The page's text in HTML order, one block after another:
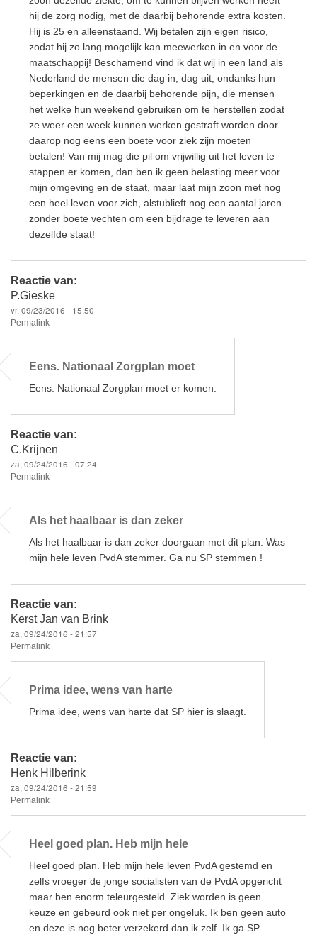
hij de zorg nodig, met de daarbij behorende extra kosten.
Hij is 25 en alleenstaand. Wij betalen zijn eigen risico,
zodat hij zo lang mogelijk kan meewerken in en voor de
maatschappij! Beschamend vind ik dat wij in een land als
Nederland de mensen die dag in, dag uit, ondanks hun
beperkingen en de daarbij behorende pijn, die mensen
het welke hun weekend gebruiken om te herstellen zodat
ze weer een week kunnen werken gestraft worden door
daarop nog eens een boete voor ziek zijn moeten
betalen! Van mij mag die pil om vrijwillig uit het leven te
stappen er komen, dan ben ik geen belasting meer voor
mijn omgeving en de staat, maar laat mijn zoon met nog
een heel leven voor zich, alstublieft nog een aantal jaren
zonder boete vechten om een bijdrage te leveren aan
dezelfde staat!
Reactie van:
P.Gieske
vr, 09/23/2016 - 15:50
Permalink
Eens. Nationaal Zorgplan moet
Eens. Nationaal Zorgplan moet er komen.
Reactie van:
C.Krijnen
za, 09/24/2016 - 07:24
Permalink
Als het haalbaar is dan zeker
Als het haalbaar is dan zeker doorgaan met dit plan. Was
mijn hele leven PvdA stemmer. Ga nu SP stemmen !
Reactie van:
Kerst Jan van Brink
za, 09/24/2016 - 21:57
Permalink
Prima idee, wens van harte
Prima idee, wens van harte dat SP hier is slaagt.
Reactie van:
Henk Hilberink
za, 09/24/2016 - 21:59
Permalink
Heel goed plan. Heb mijn hele
Heel goed plan. Heb mijn hele leven PvdA gestemd en
zelfs vroeger de jonge socialisten van de PvdA opgericht
maar ben enorm teleurgesteld. Ziek worden is geen
keuze en gebeurd ook niet per ongeluk. Ik ben geen auto
en deze is nog beter verzekerd dan ik zelf. Ik ga SP